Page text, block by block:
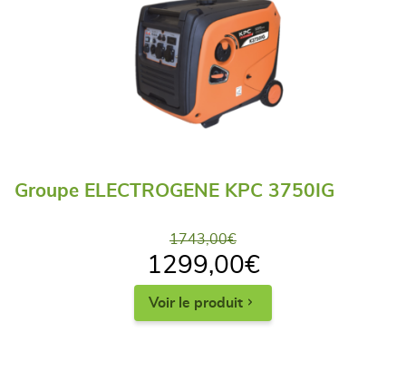
Groupe ELECTROGENE KPC 3750IG
1743,00€
1299,00€
Voir le produit